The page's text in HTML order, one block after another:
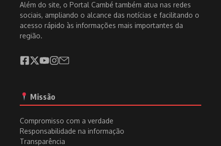
Além do site, o Portal Cambé também atua nas redes
sociais, ampliando o alcance das notícias e facilitando o
acesso rápido às informações mais importantes da
região.
Missão
Compromisso com a verdade
Responsabilidade na informação
Transparência